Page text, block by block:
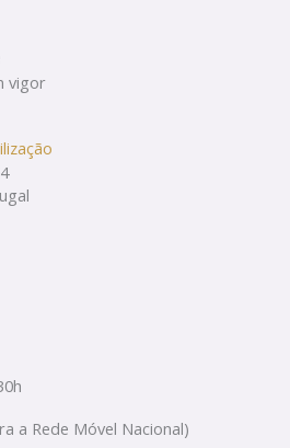
vigor
a Rede Móvel Nacional)